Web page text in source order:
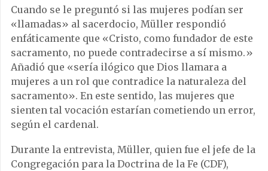
Cuando se le preguntó si las mujeres podían ser
«llamadas» al sacerdocio, Müller respondió
enfáticamente que «Cristo, como fundador de este
sacramento, no puede contradecirse a sí mismo.»
Añadió que «sería ilógico que Dios llamara a
mujeres a un rol que contradice la naturaleza del
sacramento». En este sentido, las mujeres que
sienten tal vocación estarían cometiendo un error,
según el cardenal.
Durante la entrevista, Müller, quien fue el jefe de la
Congregación para la Doctrina de la Fe (CDF),